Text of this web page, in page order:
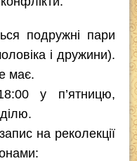
подружні пари
і дружини).
має.
у п’ятницю,
на реколекції